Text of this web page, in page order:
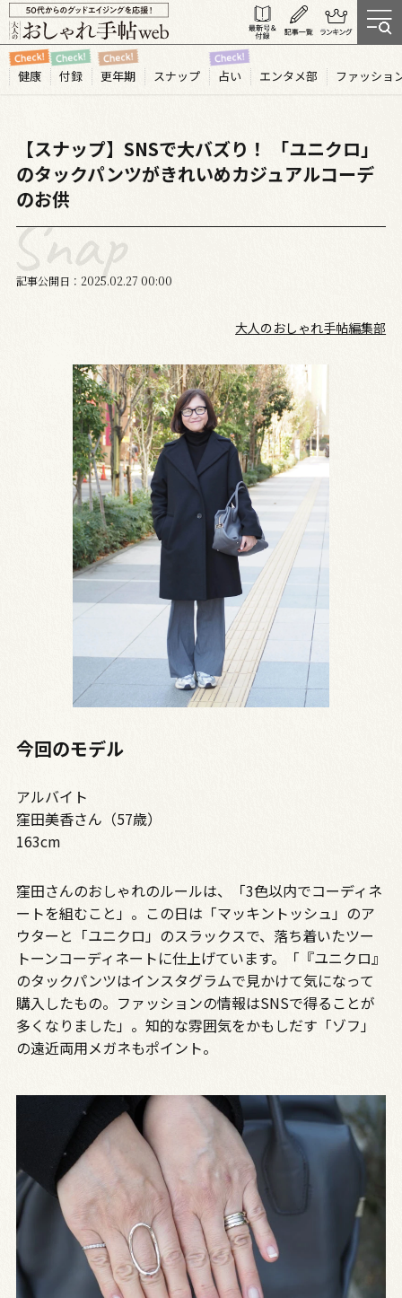
健康 付録 更年期 スナップ 占い エンタメ部 ファッショ
【スナップ】SNSで大バズり！ 「ユニクロ」
のタックパンツがきれいめカジュアルコーデ
のお供
記事公開日 2025.02 27 00:00
大人のおしゃれ手帖編集部
今回のモデル
アルバイト
窪田美香さん（57歳）
163cm
窪田さんのおしゃれのルールは、「3色以内でコーディネ
ートを組むこと」。この日は「マッキントッシュ」のア
ウターと「ユニクロ」のスラックスで、落ち着いたツー
トーンコーディネートに仕上げています。「『ユニクロ』
のタックパンツはインスタグラムで見かけて気になって
購入したもの。ファッションの情報はSNSで得ることが
多くなりました」。知的な雰囲気をかもしだす「ゾフ」
の遠近両用メガネもポイント。